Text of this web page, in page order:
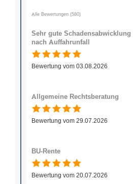
Alle Bewertungen (580)
Sehr gute Schadensabwicklung
nach Auffahrunfall
Bewertung vom 03.08.2026
Allgemeine Rechtsberatung
Bewertung vom 29.07.2026
BU-Rente
Bewertung vom 20.07.2026